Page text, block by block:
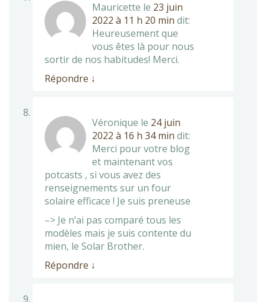
Mauricette le 23 juin
2022 à 11 h 20 min dit:
Heureusement que
vous êtes là pour nous
sortir de nos habitudes! Merci.
Répondre ↓
Véronique le 24 juin
2022 à 16 h 34 min dit:
Merci pour votre blog
et maintenant vos
potcasts , si vous avez des
renseignements sur un four
solaire efficace ! Je suis preneuse
–> Je n’ai pas comparé tous les
modèles mais je suis contente du
mien, le Solar Brother.
Répondre ↓